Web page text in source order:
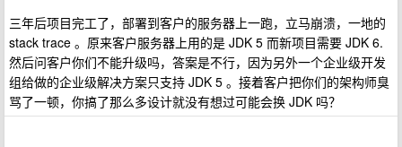
三年后项目完工了，部署到客户的服务器上一跑，立马崩溃，一地的
stack trace 。原来客户服务器上用的是 JDK 5 而新项目需要 JDK 6.
然后问客户你们不能升级吗，答案是不行，因为另外一个企业级开发
组给做的企业级解决方案只支持 JDK 5 。接着客户把你们的架构师臭
骂了一顿，你搞了那么多设计就没有想过可能会换 JDK 吗？